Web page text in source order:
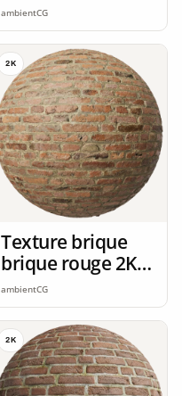
ambientCG
2K
Texture brique
brique rouge 2K
seamless
ambientCG
2K